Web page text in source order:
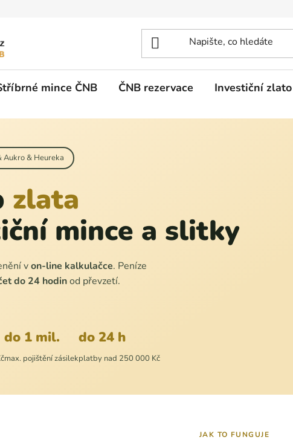
mince ČNB ČNB rezervace Investiční zlato
Aukro & Heureka
zlata
mince a slitky
von-line kalkulačce. Peníze
do 24 hodinod převzetí.
do 1 mil.
max. pojištění zásilek
do 24 h
platby nad 250 000 Kč
JAK TO FUNGUJE